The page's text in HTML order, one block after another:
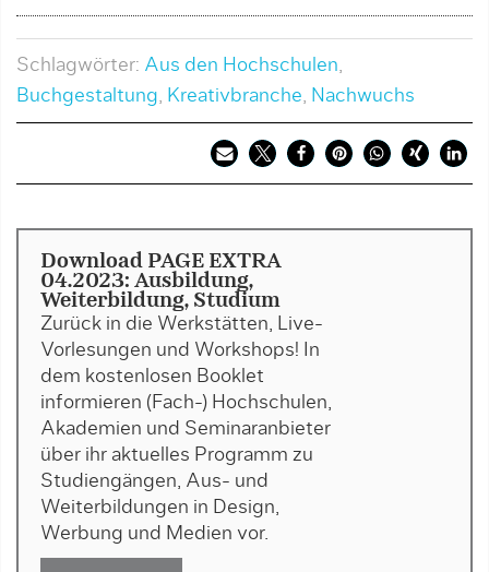
Schlagwörter: Aus den Hochschulen,
Buchgestaltung, Kreativbranche, Nachwuchs
Download PAGE EXTRA
04.2023: Ausbildung,
Weiterbildung, Studium
Zurück in die Werkstätten, Live-
Vorlesungen und Workshops! In
dem kostenlosen Booklet
informieren (Fach-) Hochschulen,
Akademien und Seminaranbieter
über ihr aktuelles Programm zu
Studiengängen, Aus- und
Weiterbildungen in Design,
Werbung und Medien vor.